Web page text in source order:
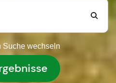
Suche wechseln